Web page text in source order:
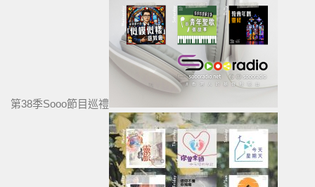
第38季Sooo節目巡禮